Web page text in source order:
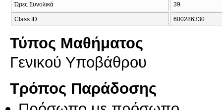
Ώρες Συνολικά 39
Class ID 600286330
Τύπος Μαθήματος
Γενικού Υποβάθρου
Τρόπος Παράδοσης